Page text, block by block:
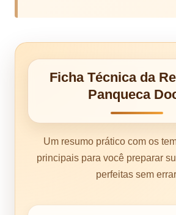
Ficha Técnica da
Panqueca
Um resumo prático com os
principais para você preparar
perfeitas sem